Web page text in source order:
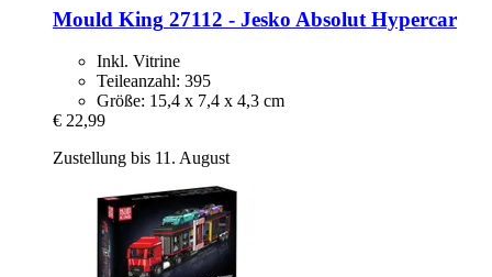
Mould King 27112 -​ Jesko Absolut Hypercar
Inkl. Vitrine
Teileanzahl: 395
Größe: 15,4 x 7,4 x 4,3 cm
€ 22,99
Zustellung bis 11. August